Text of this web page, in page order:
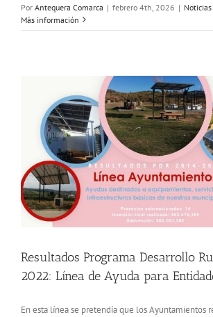
Por Antequera Comarca | febrero 4th, 2026 | Noticias
Más información
Resultados Programa Desarrollo
2022: Línea de Ayuda para
En esta línea se pretendía que los Ayuntamientos